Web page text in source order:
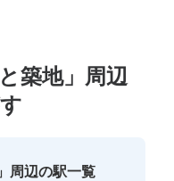
築地」周辺
周辺の駅一覧